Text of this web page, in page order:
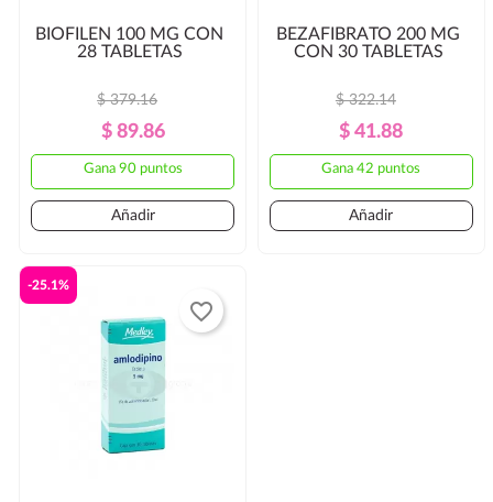
BIOFILEN 100 MG CON
28 TABLETAS
Precio
Regular
$ 379.16
Precio
$ 89.86
Gana 90 puntos
Añadir
BEZAFIBRATO 200 MG
CON 30 TABLETAS
Precio
Regular
$ 322.14
Precio
$ 41.88
Gana 42 puntos
Añadir
-25.1%
favorite_border